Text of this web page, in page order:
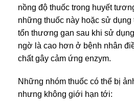
nồng độ thuốc trong huyết
những thuốc này hoặc sử dụng
tổn thương gan sau khi sử
ngờ là cao hơn ở bệnh nhân
chất gây cảm ứng enzym.
Những nhóm thuốc có thể bị
nhưng không giới hạn tới: